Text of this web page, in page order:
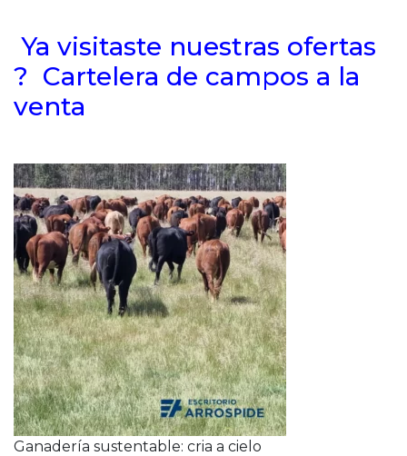
Ya visitaste nuestras ofertas
? Cartelera de campos a la
venta
Ganadería sustentable: cria a cielo